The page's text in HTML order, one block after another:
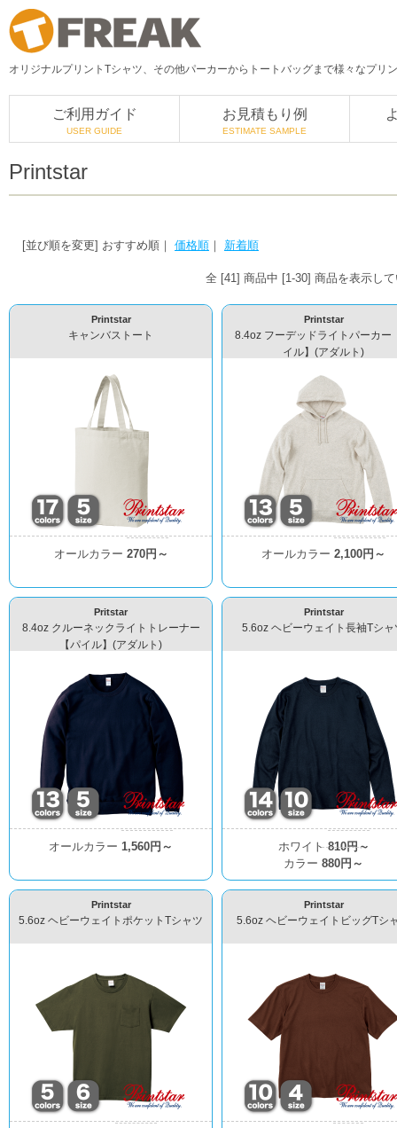
オリジナルプリントTシャツ、その他パーカーからトートバッグまで様々なプリ
ご利用ガイド
USER GUIDE
お見積もり例
ESTIMATE SAMPLE
Printstar
[並び順を変更] おすすめ順 ｜ 価格順 ｜ 新着順
全 [41] 商品中 [1-30] 商品を表示し
Printstar
キャンバストート
オールカラー 270円～
Printstar
8.4oz フーデッドライトパーカー
イル】(アダルト)
オールカラー 2,100円～
Pritstar
8.4oz クルーネックライトトレーナー
【パイル】(アダルト)
オールカラー 1,560円～
Printstar
5.6oz ヘビーウェイト長袖Tシャ
ホワイト810円～
カラー 880円～
Printstar
5.6oz ヘビーウェイトポケットTシャツ
Printstar
5.6oz ヘビーウェイトビッグTシ